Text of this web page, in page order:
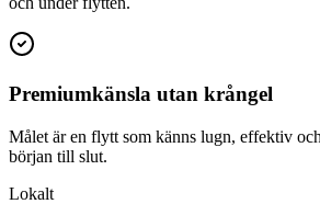
Premiumkänsla utan krångel
Målet är en flytt som känns lugn, effektiv
början till slut.
Lokalt